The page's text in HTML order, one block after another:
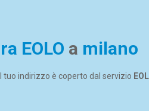
EOLO a milano
tuo indirizzo è coperto dal servizio